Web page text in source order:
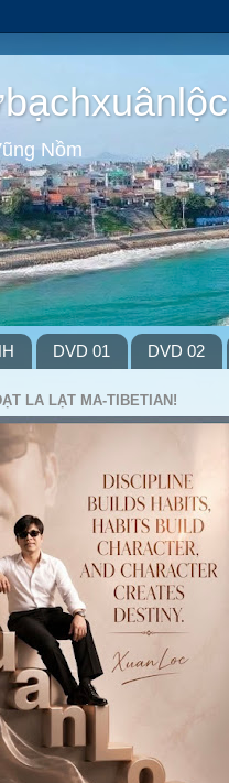
Nồm
DVD 01 DVD 02
LA LẠT MA-TIBETIAN!